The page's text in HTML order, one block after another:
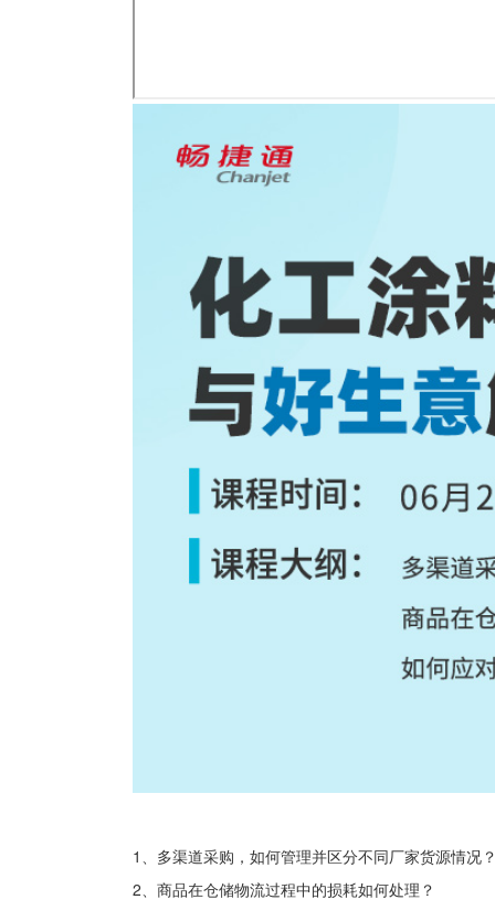
1、多渠道采购，如何管理并区分不同厂家货源情况
2、商品在仓储物流过程中的损耗如何处理？